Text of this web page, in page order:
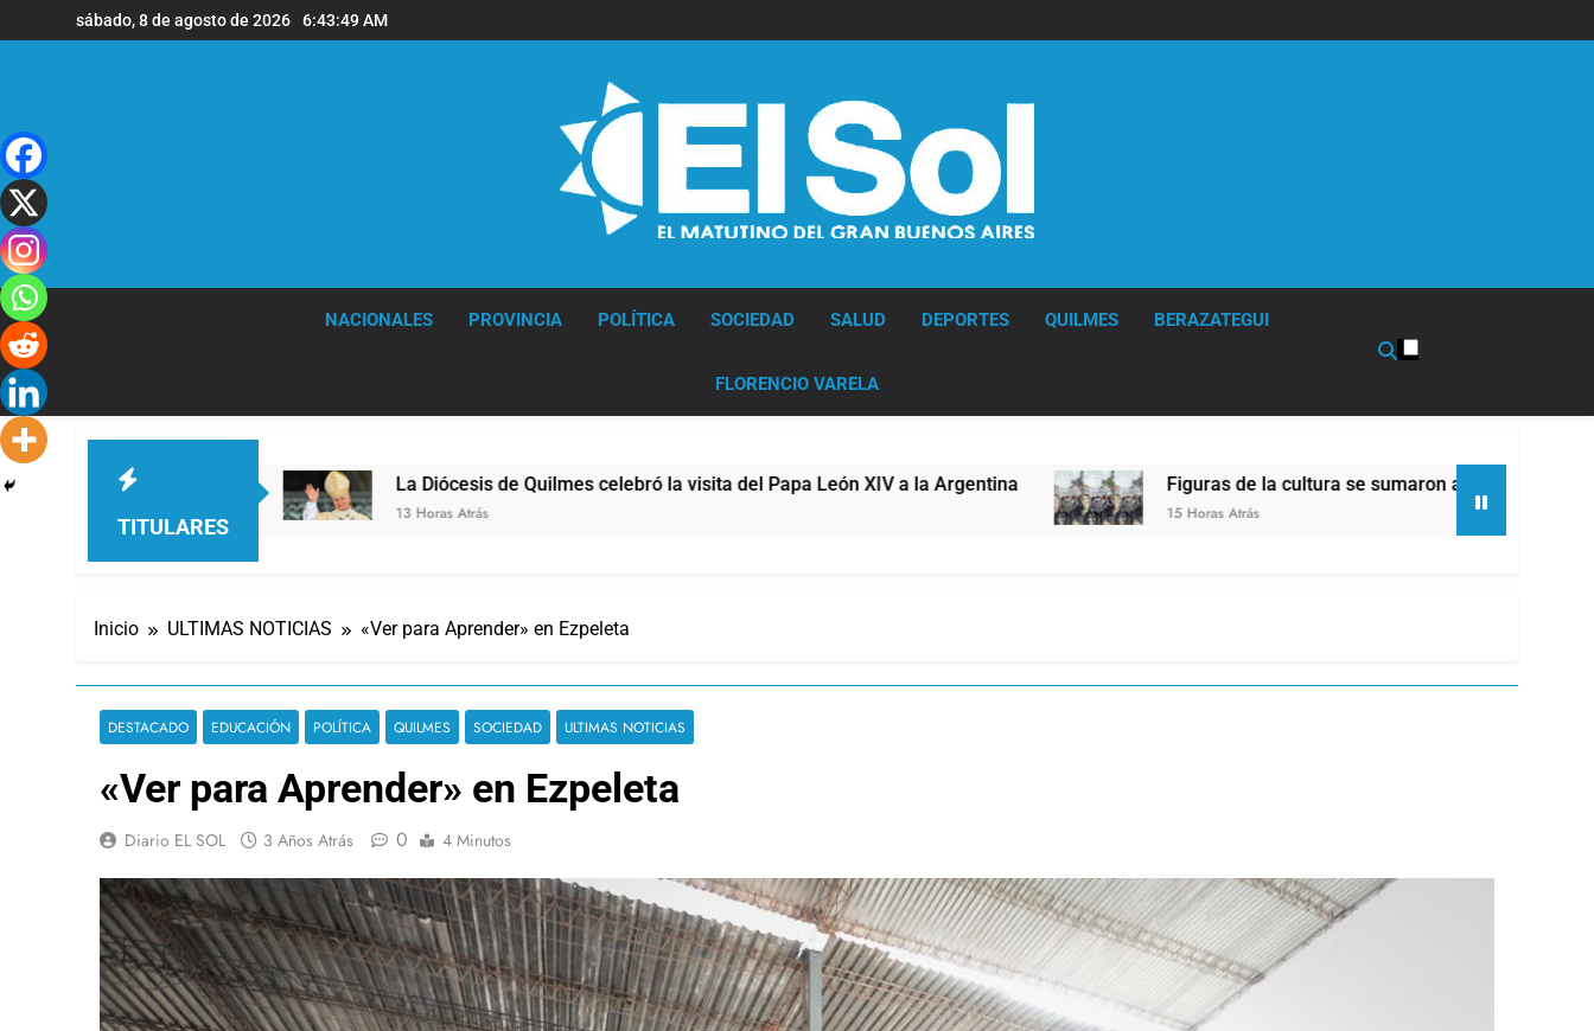
al
sábado, 8 de agosto de 2026 6:43:50 AM
NACIONALES PROVINCIA POLÍTICA SOCIEDAD SALUD DEPORTES QUILMES BERAZATEGUI
FLORENCIO VARELA
TITULARES
La Diócesis de Quilmes celebró la visita del Papa León XIV a la Argentina
13 Horas Atrás
Figuras de la cultura se sumaron a la marcha frente al Congreso
15 Horas Atrás
Inicio ULTIMAS NOTICIAS «Ver para Aprender» en Ezpeleta
DESTACADO EDUCACIÓN POLÍTICA QUILMES SOCIEDAD ULTIMAS NOTICIAS
«Ver para Aprender» en Ezpeleta
Diario EL SOL 3 Años Atrás 0 4 Minutos